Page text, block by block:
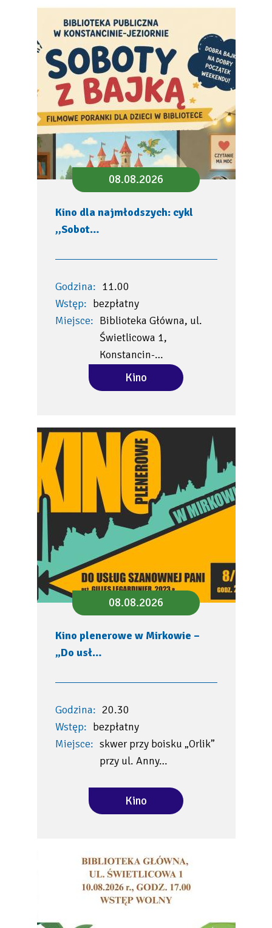
08.08.2026
Kino dla najmłodszych: cykl
,,Sobot…
Godzina: 11.00
Wstęp: bezpłatny
Miejsce: Biblioteka Główna, ul.
Świetlicowa 1,
Konstancin-…
Kino
08.08.2026
Kino plenerowe w Mirkowie –
„Do usł…
Godzina: 20.30
Wstęp: bezpłatny
Miejsce: skwer przy boisku „Orlik”
przy ul. Anny…
Kino